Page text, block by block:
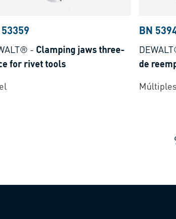
- Clamping jaws three-
for rivet tools
BN
de